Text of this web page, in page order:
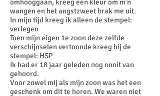
omhooggaan, kreeg een kleur om m’n
wangen en het angstzweet brak me uit.
In mijn tijd kreeg ik alleen de stempel:
verlegen
Toen mijn eigen 1e zoon deze zelfde
verschijnselen vertoonde kreeg hij de
stempel: HSP
Ik had er 18 jaar geleden nog nooit van
gehoord.
Voor zowel mij als mijn zoon was het een
geschenk om dit te horen. We waren niet